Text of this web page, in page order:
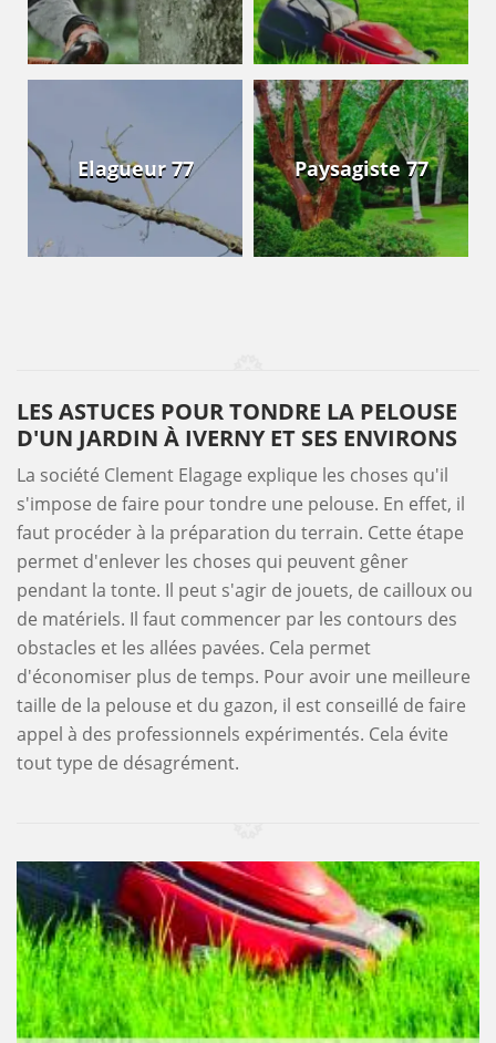
Elagueur 77 Paysagiste 77
LES ASTUCES POUR TONDRE LA PELOUSE
D'UN JARDIN À IVERNY ET SES ENVIRONS
La société Clement Elagage explique les choses qu'il
s'impose de faire pour tondre une pelouse. En effet, il
faut procéder à la préparation du terrain. Cette étape
permet d'enlever les choses qui peuvent gêner
pendant la tonte. Il peut s'agir de jouets, de cailloux ou
de matériels. Il faut commencer par les contours des
obstacles et les allées pavées. Cela permet
d'économiser plus de temps. Pour avoir une meilleure
taille de la pelouse et du gazon, il est conseillé de faire
appel à des professionnels expérimentés. Cela évite
tout type de désagrément.